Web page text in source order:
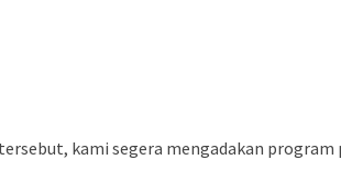
kami segera mengadakan